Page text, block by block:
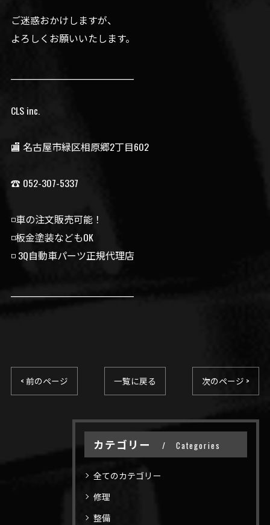
ご迷惑おかけしますが、
よろしくお願いいたします。
CLS inc.
🏬 名古屋市緑区相原郷2丁目602
☎️ 052-307-5337
◽️車の注文販売可能！
◽️板金塗装などもOK
◽️ 3Q自動車パーツ正規代理店
< 前のページ 一覧に戻る 次のページ >
カテゴリー Categories
全てのカテゴリー
修理
整備